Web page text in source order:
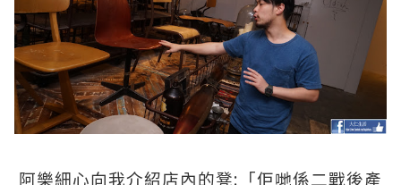
阿樂細心向我介紹店內的凳: 「佢哋係二戰後產